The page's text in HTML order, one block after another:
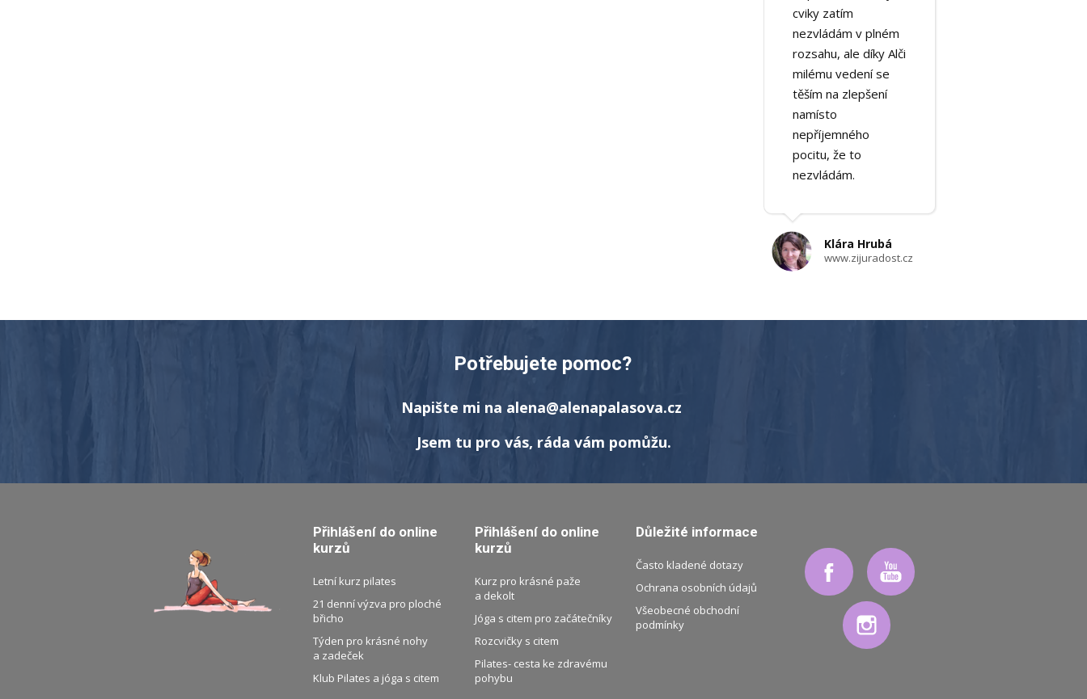
cviky zatím
nezvládám v plném
rozsahu, ale díky Alči
milému vedení se
těším na zlepšení
namísto
nepříjemného
pocitu, že to
nezvládám.
Klára Hrubá
www.zijuradost.cz
Potřebujete pomoc?
Napište mi na alena@alenapalasova.cz
Jsem tu pro vás, ráda vám pomůžu.
Přihlášení do online
kurzů
Letní kurz pilates
21 denní výzva pro ploché
břicho
Týden pro krásné nohy
a zadeček
Klub Pilates a jóga s citem
Přihlášení do online
kurzů
Kurz pro krásné paže
a dekolt
Jóga s citem pro začátečníky
Rozcvičky s citem
Pilates- cesta ke zdravému
pohybu
Důležité informace
Často kladené dotazy
Ochrana osobních údajů
Všeobecné obchodní
podmínky